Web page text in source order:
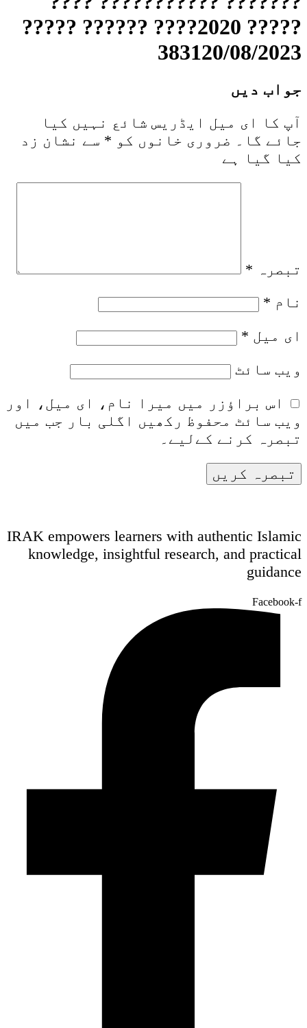
????? 2020???? ?????? ?????
383120/08/2023
جواب دیں
آپ کا ای میل ایڈریس شائع نہیں کیا
جائے گا۔
ضروری خانوں کو * سے نشان زد
کیا گیا ہے
تبصرہ *
نام *
ای میل *
ویب‌ سائٹ
اس براؤزر میں میرا نام، ای میل، اور
ویب سائٹ محفوظ رکھیں اگلی بار جب میں
تبصرہ کرنے کےلیے۔
IRAK empowers learners with authentic Islamic
knowledge, insightful research, and practical
guidance
Facebook-f